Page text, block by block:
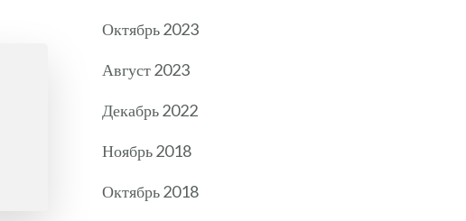
Октябрь 2023
Август 2023
Декабрь 2022
Ноябрь 2018
Октябрь 2018